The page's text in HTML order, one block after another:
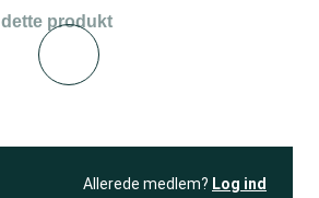
produkt
Allerede medlem? Log ind